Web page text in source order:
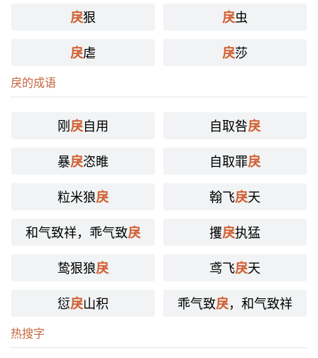
(6) 违背，违反 [violate]
举事戾苍天。——《淮南子·览冥训》
曲得其宜，无所击戾。——《淮南子·主术训》。注：“戾，
戾翳旋把，萦随所历。——潘岳《射雉赋》
词性变化
(1) 乖张；违逆 [perverse]
戾，乖背也。——《字林》
降此大戾。——《诗·小雅·节南山》
戾狠 戾虫
戾虐 戾莎
戾的成语
刚戾自用 自取咎戾
暴戾恣睢 自取罪戾
粒米狼戾 翰飞戾天
和气致祥，乖气致戾 攫戾执猛
鸷狠狼戾 鸢飞戾天
愆戾山积 乖气致戾，和气致祥
热搜字